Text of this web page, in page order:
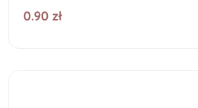
0.90 zł